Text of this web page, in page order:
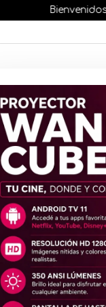
Bienvenidos a
STOCK
nuestros